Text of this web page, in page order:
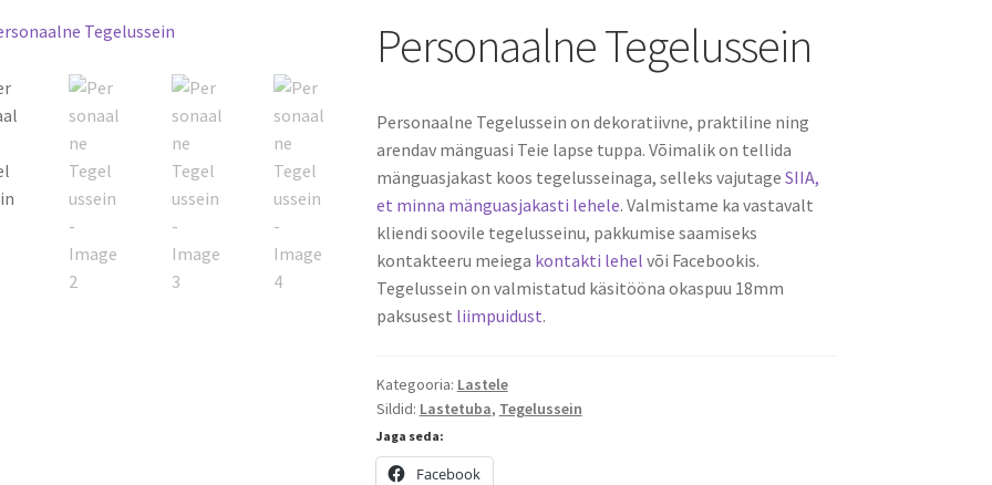
Personaalne Tegelussein
Personaalne Tegelussein on dekoratiivne, praktiline ning
arendav mänguasi Teie lapse tuppa. Võimalik on tellida
mänguasjakast koos tegelusseinaga, selleks vajutage SIIA,
et minna mänguasjakasti lehele. Valmistame ka vastavalt
kliendi soovile tegelusseinu, pakkumise saamiseks
kontakteeru meiega kontakti lehel või Facebookis.
Tegelussein on valmistatud käsitööna okaspuu 18mm
paksusest liimpuidust.
Kategooria: Lastele
Sildid: Lastetuba, Tegelussein
Jaga seda:
Facebook